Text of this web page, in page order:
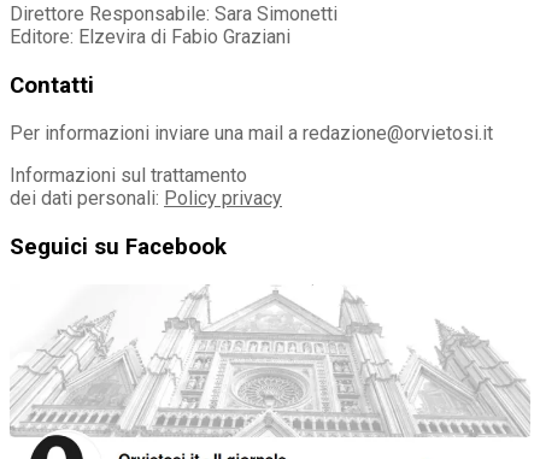
Direttore Responsabile: Sara Simonetti
Editore: Elzevira di Fabio Graziani
Contatti
Per informazioni inviare una mail a redazione@orvietosi.it
Informazioni sul trattamento
dei dati personali: Policy privacy
Seguici su Facebook